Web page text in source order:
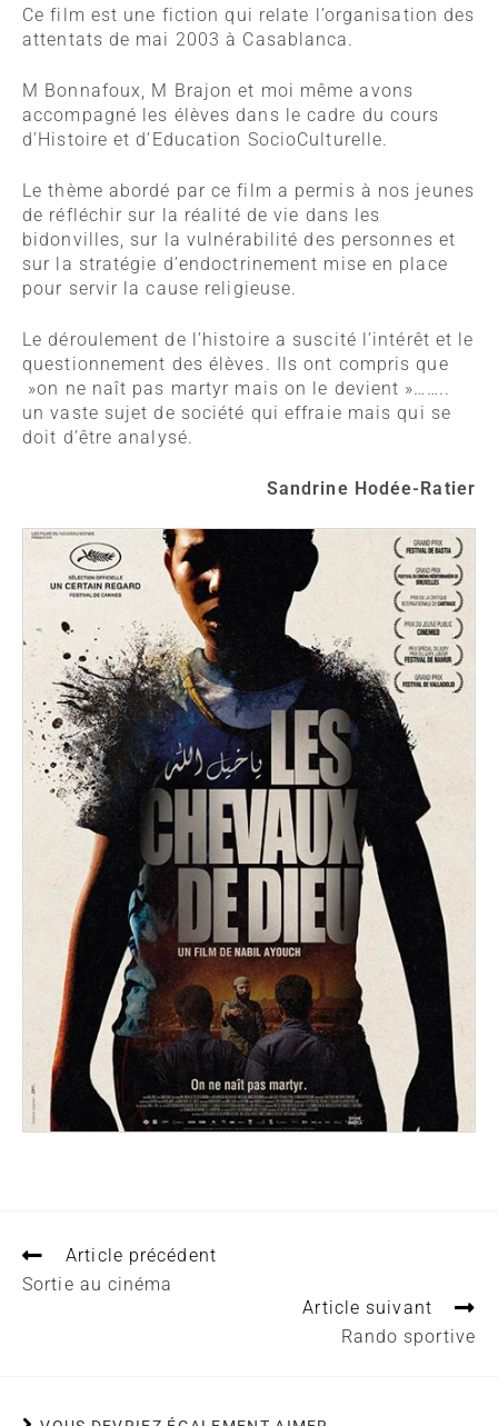
Ce film est une fiction qui relate l’organisation des
attentats de mai 2003 à Casablanca.
M Bonnafoux, M Brajon et moi même avons
accompagné les élèves dans le cadre du cours
d’Histoire et d’Education SocioCulturelle.
Le thème abordé par ce film a permis à nos jeunes
de réfléchir sur la réalité de vie dans les
bidonvilles, sur la vulnérabilité des personnes et
sur la stratégie d’endoctrinement mise en place
pour servir la cause religieuse.
Le déroulement de l’histoire a suscité l’intérêt et le
questionnement des élèves. Ils ont compris que
»on ne naît pas martyr mais on le devient »……..
un vaste sujet de société qui effraie mais qui se
doit d’être analysé.
Sandrine Hodée-Ratier
Article précédent
Sortie au cinéma
Article suivant
Rando sportive